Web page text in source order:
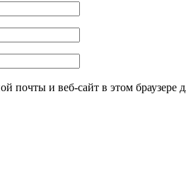
почты и веб-сайт в этом браузере